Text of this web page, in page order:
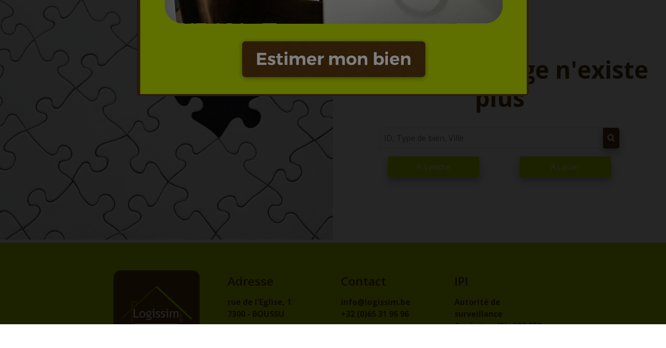
Oups, cette page n'existe
plus
À Vendre À Louer
Adresse
rue de l'Eglise, 1
7300 - BOUSSU
Contact
info@logissim.be
+32 (0)65 31 96 96
IPI
Autorité de
surveillance
Agréation IPI :509.959